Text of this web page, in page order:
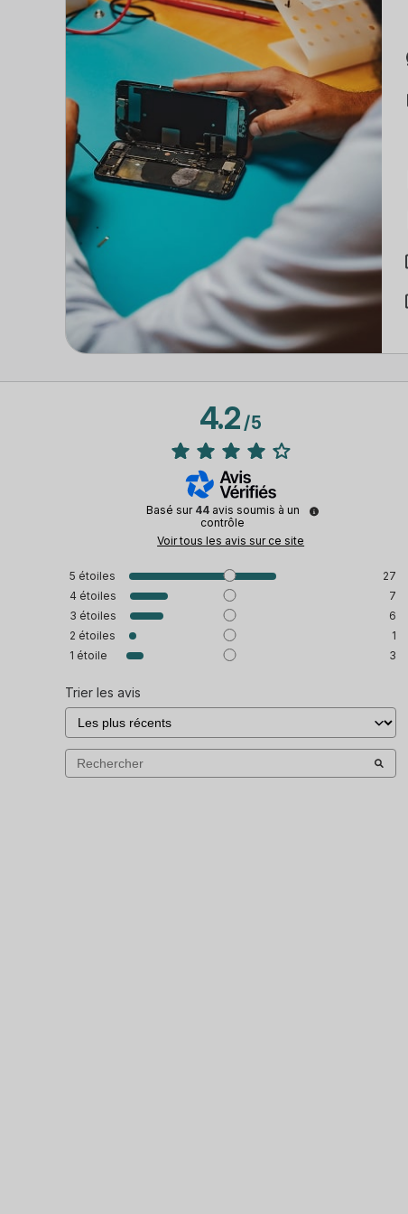
4.2/5
Basé sur 44 avis soumis à un
contrôle
Voir tous les avis sur ce site
5 étoiles
27
4 étoiles
7
3 étoiles
6
2 étoiles
1
1 étoile 3
Trier les avis